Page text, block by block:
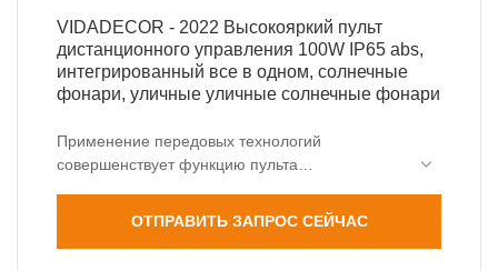
VIDADECOR - 2022 Высокояркий пульт
дистанционного управления 100W IP65 abs,
интегрированный все в одном, солнечные
фонари, уличные уличные солнечные фонари
Применение передовых технологий
совершенствует функцию пульта
100 Вт IP65 2022 года, интегрированного в
ОТПРАВИТЬ ЗАПРОС СЕЙЧАС